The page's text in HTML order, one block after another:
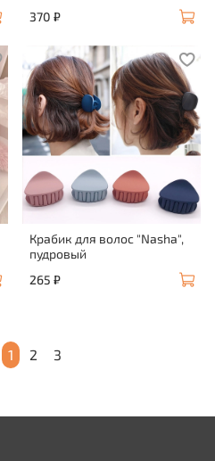
370 ₽
Крабик для волос "Nasha",
пудровый
265 ₽
1 2 3